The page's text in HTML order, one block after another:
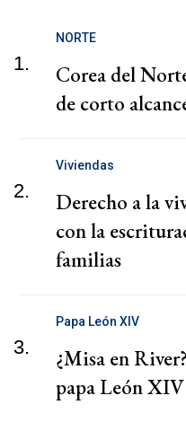
1.
NORTE
Corea del
de corto
2.
Viviendas
Derecho a la
con la
familias
3.
Papa León XIV
¿Misa en
papa León